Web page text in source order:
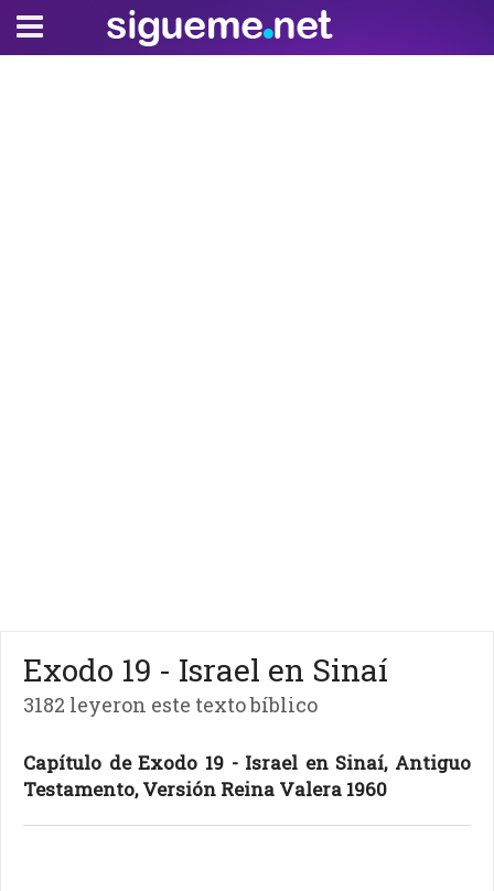
Exodo 19 - Israel en Sinaí
3182 leyeron este texto bíblico
Capítulo de Exodo 19 - Israel en Sinaí, Antiguo
Testamento, Versión Reina Valera 1960